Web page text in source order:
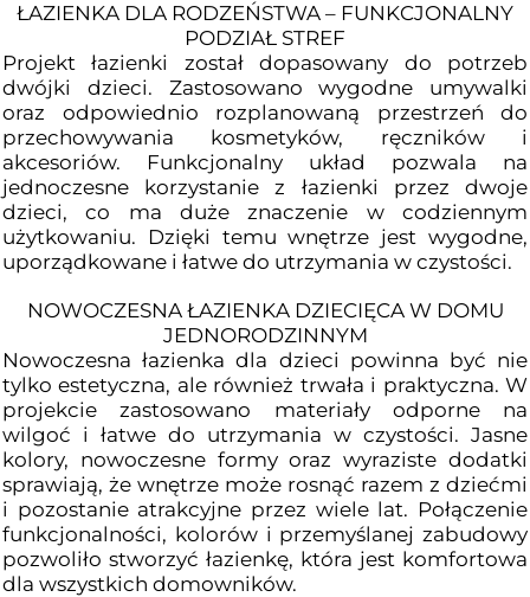
ŁAZIENKA DLA RODZEŃSTWA – FUNKCJONALNY
PODZIAŁ STREF
Projekt łazienki został dopasowany do potrzeb
dwójki dzieci. Zastosowano wygodne umywalki
oraz odpowiednio rozplanowaną przestrzeń do
przechowywania kosmetyków, ręczników i
akcesoriów. Funkcjonalny układ pozwala na
jednoczesne korzystanie z łazienki przez dwoje
dzieci, co ma duże znaczenie w codziennym
użytkowaniu. Dzięki temu wnętrze jest wygodne,
uporządkowane i łatwe do utrzymania w czystości.
NOWOCZESNA ŁAZIENKA DZIECIĘCA W DOMU
JEDNORODZINNYM
Nowoczesna łazienka dla dzieci powinna być nie
tylko estetyczna, ale również trwała i praktyczna. W
projekcie zastosowano materiały odporne na
wilgoć i łatwe do utrzymania w czystości. Jasne
kolory, nowoczesne formy oraz wyraziste dodatki
sprawiają, że wnętrze może rosnąć razem z dziećmi
i pozostanie atrakcyjne przez wiele lat. Połączenie
funkcjonalności, kolorów i przemyślanej zabudowy
pozwoliło stworzyć łazienkę, która jest komfortowa
dla wszystkich domowników.